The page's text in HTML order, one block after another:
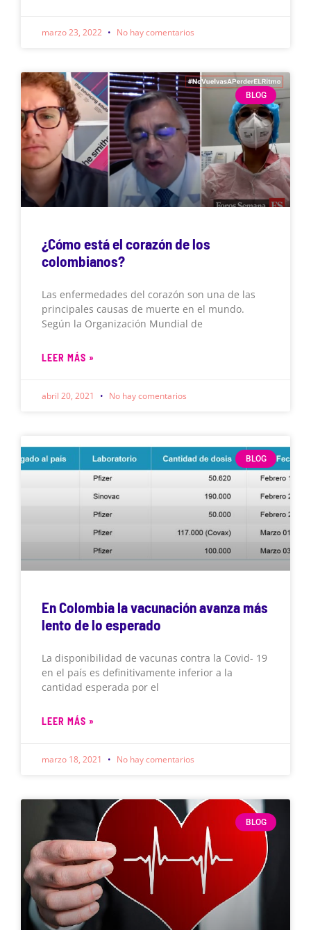
marzo 23, 2022 No hay comentarios
BLOG
¿Cómo está el corazón de los
colombianos?
Las enfermedades del corazón son una de las
principales causas de muerte en el mundo.
Según la Organización Mundial de
LEER MÁS »
abril 20, 2021 No hay comentarios
BLOG
En Colombia la vacunación avanza más
lento de lo esperado
La disponibilidad de vacunas contra la Covid- 19
en el país es definitivamente inferior a la
cantidad esperada por el
LEER MÁS »
marzo 18, 2021 No hay comentarios
BLOG